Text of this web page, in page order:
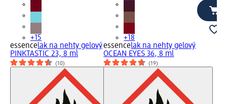
+15
essencelak na nehty gelový
PINKTASTIC 23, 8 ml
(10)
+18
essencelak na nehty gelový
OCEAN EYES 36, 8 ml
(19)